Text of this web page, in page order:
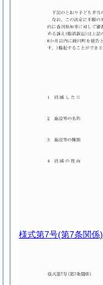
様式第7号(第7条関係)